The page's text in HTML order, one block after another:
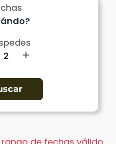
+